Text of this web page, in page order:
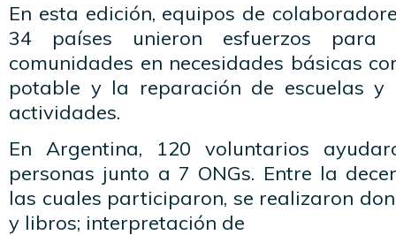
En esta edición, equipos de
34 países unieron esfuerzos para
comunidades en necesidades básicas
potable y la reparación de escuelas y
actividades.
En Argentina, 120 voluntarios
personas junto a 7 ONGs. Entre la
las cuales participaron, se realizaron
y libros; interpretación de